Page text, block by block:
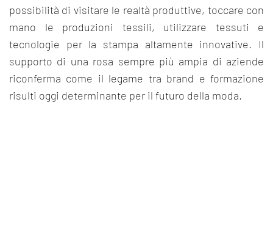
possibilità di visitare le realtà produttive, toccare con
mano le produzioni tessili, utilizzare tessuti e
tecnologie per la stampa altamente innovative. Il
supporto di una rosa sempre più ampia di aziende
riconferma come il legame tra brand e formazione
risulti oggi determinante per il futuro della moda.